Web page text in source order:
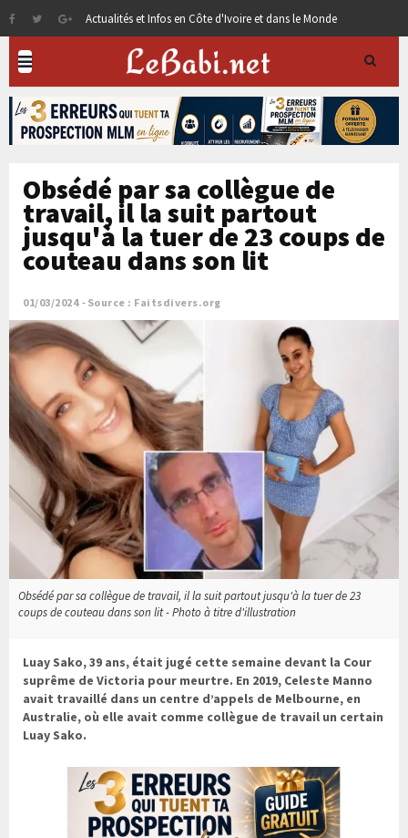
Actualités et Infos en Côte d'Ivoire et dans le Monde
Obsédé par sa collègue de
travail, il la suit partout
jusqu'à la tuer de 23 coups de
couteau dans son lit
01/03/2024 Source : Faitsdivers.org
Obsédé par sa collègue de travail, il la suit partout jusqu'à la tuer de 23
coups de couteau dans son lit - Photo à titre d'illustration
Luay Sako, 39 ans, était jugé cette semaine devant la Cour
suprême de Victoria pour meurtre. En 2019, Celeste Manno
avait travaillé dans un centre d’appels de Melbourne, en
Australie, où elle avait comme collègue de travail un certain
Luay Sako.